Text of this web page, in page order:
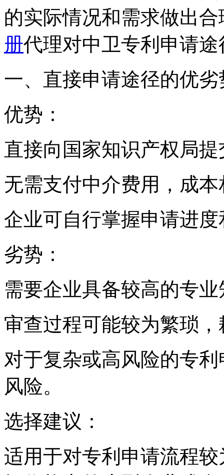
的实际情况和需求做出
册代理对中卫专利申请
一、直接申请途径的优劣
优势：
直接向国家知识产权局
无需支付中介费用，成
企业可自行掌握申请进
劣势：
需要企业具备较高的专
审查过程可能较为繁琐
对于复杂或高风险的专
风险。
选择建议：
适用于对专利申请流程